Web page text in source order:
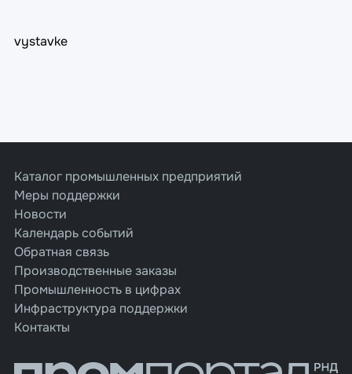
vystavke
Каталог промышленных предприятий
Меры поддержки
Новости
Календарь событий
Обратная связь
Производственные заказы
Промышленность в цифрах
Инфраструктура поддержки
Контакты